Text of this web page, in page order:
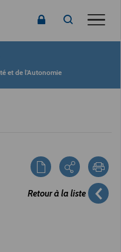
et de l'Autonomie
Retour à la liste